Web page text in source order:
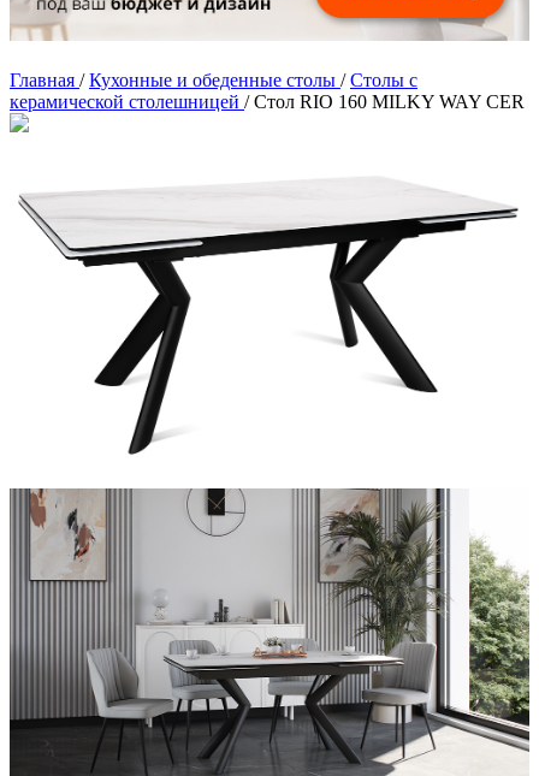
Главная / Кухонные и обеденные столы / Столы с
керамической столешницей / Стол RIO 160 MILKY WAY CER